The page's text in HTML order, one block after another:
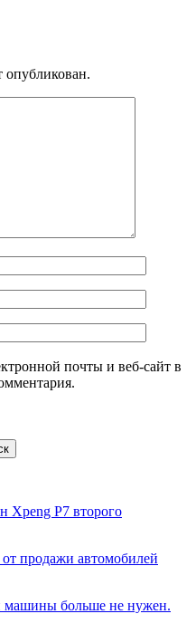
опубликован.
почты и веб-сайт в
Xpeng P7 второго
продажи автомобилей
больше не нужен.